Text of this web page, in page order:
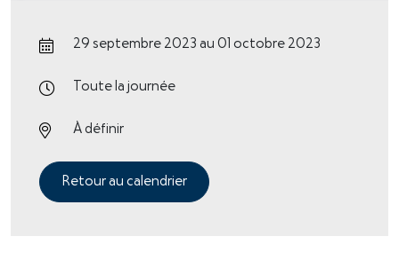
29 septembre 2023 au 01 octobre 2023
Toute la journée
À définir
Retour au calendrier